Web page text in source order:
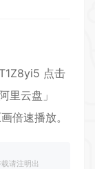
点击
里云盘」
倍速播放。
请注明出